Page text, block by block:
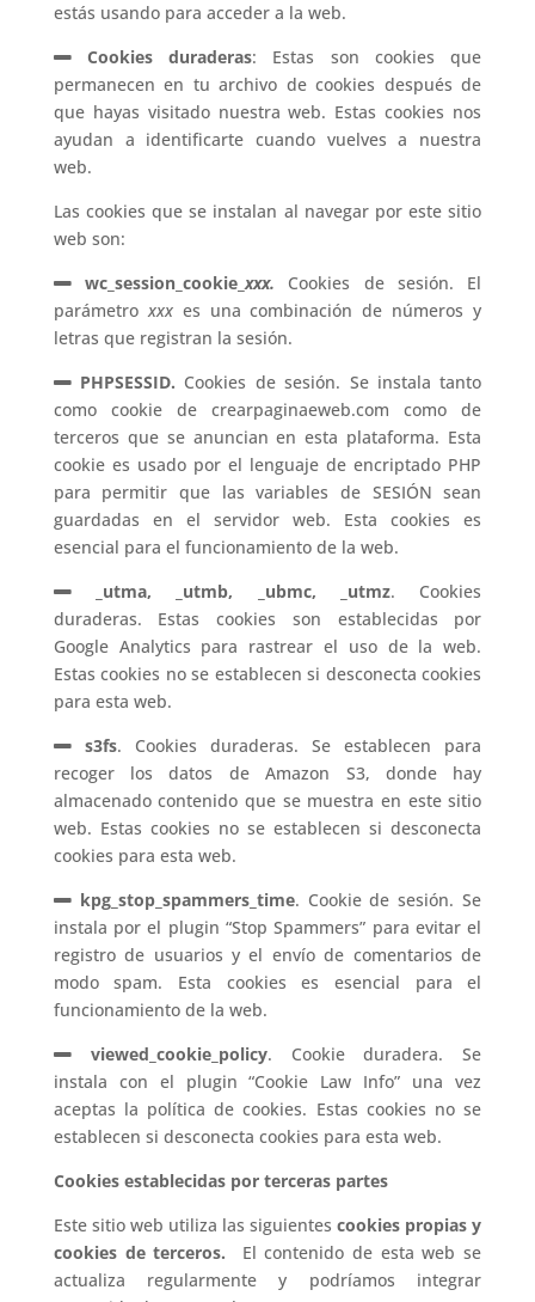
estás usando para acceder a la web.
Cookies duraderas: Estas son cookies que
permanecen en tu archivo de cookies después de
que hayas visitado nuestra web. Estas cookies nos
ayudan a identificarte cuando vuelves a nuestra
web.
Las cookies que se instalan al navegar por este sitio
web son:
wc_session_cookie_xxx. Cookies de sesión. El
parámetroxxxes una combinación de números y
letras que registran la sesión.
PHPSESSID. Cookies de sesión. Se instala tanto
como cookie de crearpaginaeweb.com como de
terceros que se anuncian en esta plataforma. Esta
cookie es usado por el lenguaje de encriptado PHP
para permitir que las variables de SESIÓN sean
guardadas en el servidor web. Esta cookies es
esencial para el funcionamiento de la web.
_utma, _utmb, _ubmc, _utmz. Cookies
duraderas. Estas cookies son establecidas por
Google Analytics para rastrear el uso de la web.
Estas cookies no se establecen si desconecta cookies
para esta web.
s3fs. Cookies duraderas. Se establecen para
recoger los datos de Amazon S3, donde hay
almacenado contenido que se muestra en este sitio
web. Estas cookies no se establecen si desconecta
cookies para esta web.
kpg_stop_spammers_time. Cookie de sesión. Se
instala por el plugin “Stop Spammers” para evitar el
registro de usuarios y el envío de comentarios de
modo spam. Esta cookies es esencial para el
funcionamiento de la web.
viewed_cookie_policy. Cookie duradera. Se
instala con el plugin “Cookie Law Info” una vez
aceptas la política de cookies. Estas cookies no se
establecen si desconecta cookies para esta web.
Cookies establecidas por terceras partes
Este sitio web utiliza las siguientescookies propias y
cookies de terceros. El contenido de esta web se
actualiza regularmente y podríamos integrar